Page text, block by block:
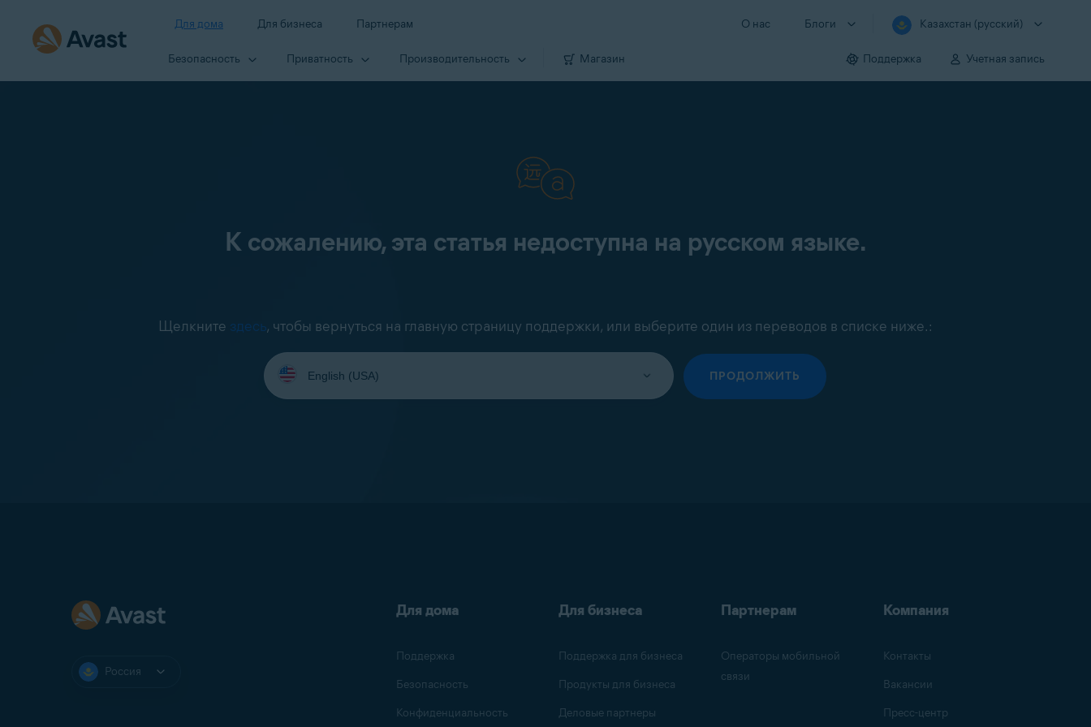
Для дома Для бизнеса Партнерам О нас Блоги Казахстан (русский)
Безопасность Приватность Производи­тельность Магазин Поддержка Учетная запись
К сожалению, эта статья недоступна на русском языке.
Щелкните здесь, чтобы вернуться на главную страницу поддержки, или выберите один из переводов в списке ниже.:
Выберите
язык:
ПРОДОЛЖИТЬ
Россия
Для дома
Поддержка
Безопасность
Конфиденциальность
Для бизнеса
Поддержка для бизнеса
Продукты для бизнеса
Деловые партнеры
Партнерам
Операторы мобильной
связи
Компания
Контакты
Вакансии
Пресс-центр